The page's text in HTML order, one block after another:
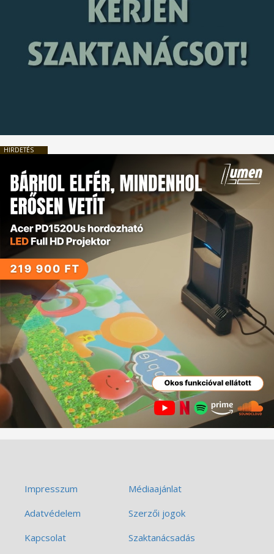
HIRDETÉS
Impresszum
Médiaajánlat
Adatvédelem
Szerzői jogok
Kapcsolat
Szaktanácsadás